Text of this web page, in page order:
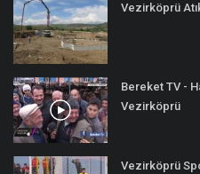
Vezirköprü
Bereket TV -
Vezirköprü
Vezirköprü